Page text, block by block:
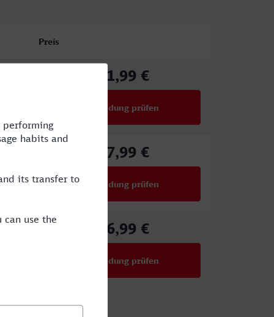
Preis
61,99 €
Verbindung prüfen
57,99 €
Verbindung prüfen
46,99 €
Verbindung prüfen